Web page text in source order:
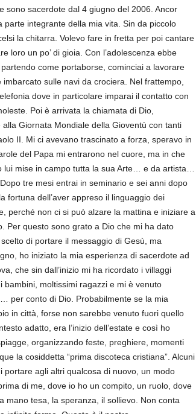
sono sacerdote dal 4 giugno del 2006. Ancor
parte integrante della mia vita. Sin da piccolo
la chitarra. Volevo fare in fretta per poi cantare
loro un po’ di gioia. Con l’adolescenza ebbe
come portaborse, cominciai a lavorare
sulle navi da crociera. Nel frattempo,
dove in particolare imparai il contatto con
Poi è arrivata la chiamata di Dio,
Giornata Mondiale della Gioventù con tanti
II. Mi ci avevano trascinato a forza, speravo in
del Papa mi entrarono nel cuore, ma in che
mise in campo tutta la sua Arte… e da artista…
tre mesi entrai in seminario e sei anni dopo
fortuna dell’aver appreso il linguaggio dei
perché non ci si può alzare la mattina e iniziare a
Per questo sono grato a Dio che mi ha dato
di portare il messaggio di Gesù, ma
ho iniziato la mia esperienza di sacerdote ad
che sin dall’inizio mi ha ricordato i villaggi
bambini, moltissimi ragazzi e mi è venuto
per conto di Dio. Probabilmente se la mia
in città, forse non sarebbe venuto fuori quello
adatto, era l’inizio dell’estate e così ho
organizzando feste, preghiere, momenti
la cosiddetta “prima discoteca cristiana”. Alcuni
agli altri qualcosa di nuovo, un modo
di me, dove io ho un compito, un ruolo, dove
tesa, la speranza, il sollievo. Non conta